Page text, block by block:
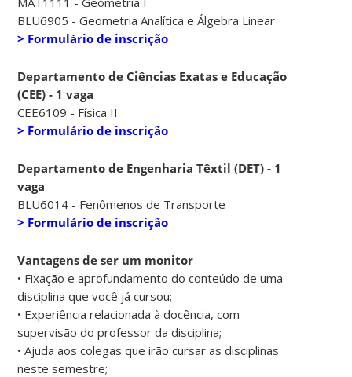
BLU6905 - Geometria Analítica e Álgebra Linear
> Formulário de inscrição
Departamento de Ciências Exatas e Educação
(CEE) - 1 vaga
CEE6109 - Física II
> Formulário de inscrição
Departamento de Engenharia Têxtil (DET) - 1
vaga
BLU6014 - Fenômenos de Transporte
> Formulário de inscrição
Vantagens de ser um monitor
• Fixação e aprofundamento do conteúdo de uma
disciplina que você já cursou;
• Experiência relacionada à docência, com
supervisão do professor da disciplina;
• Ajuda aos colegas que irão cursar as disciplinas
neste semestre;